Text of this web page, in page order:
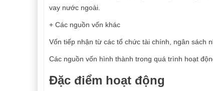
vay nước ngoài.
+ Các nguồn vốn khác
Vốn tiếp nhận từ các tổ chức tài chính, ngân sách
Các nguồn vốn hình thành trong quá trình hoạt
Đặc điểm hoạt động